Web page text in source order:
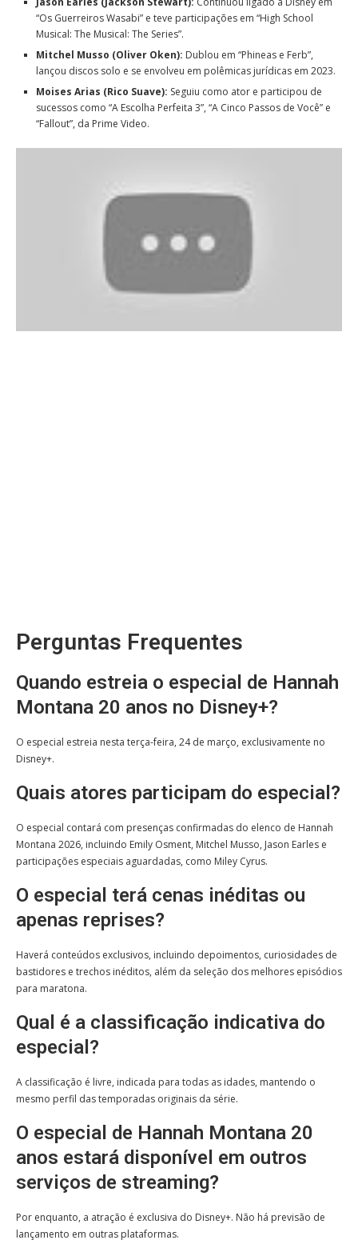
“Os Guerreiros Wasabi” e teve participações em “High School
Musical: The Musical: The Series”.
Mitchel Musso (Oliver Oken): Dublou em “Phineas e Ferb”,
lançou discos solo e se envolveu em polêmicas jurídicas em 2023.
Moises Arias (Rico Suave): Seguiu como ator e participou de
sucessos como “A Escolha Perfeita 3”, “A Cinco Passos de Você” e
“Fallout”, da Prime Video.
Perguntas Frequentes
Quando estreia o especial de Hannah
Montana 20 anos no Disney+?
O especial estreia nesta terça-feira, 24 de março, exclusivamente no
Disney+.
Quais atores participam do especial?
O especial contará com presenças confirmadas do elenco de Hannah
Montana 2026, incluindo Emily Osment, Mitchel Musso, Jason Earles e
participações especiais aguardadas, como Miley Cyrus.
O especial terá cenas inéditas ou
apenas reprises?
Haverá conteúdos exclusivos, incluindo depoimentos, curiosidades de
bastidores e trechos inéditos, além da seleção dos melhores episódios
para maratona.
Qual é a classificação indicativa do
especial?
A classificação é livre, indicada para todas as idades, mantendo o
mesmo perfil das temporadas originais da série.
O especial de Hannah Montana 20
anos estará disponível em outros
serviços de streaming?
Por enquanto, a atração é exclusiva do Disney+. Não há previsão de
lançamento em outras plataformas.